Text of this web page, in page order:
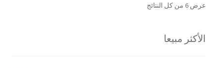
عرض ⁦6⁩ من كل النتائج
تم
الأكثر مبيعا